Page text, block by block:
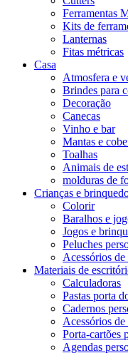
Ferramentas
Kits de
Lanternas
Fitas métricas
Casa
Atmosfera e
Brindes para
Decoração
Canecas
Vinho e bar
Mantas e
Toalhas
Animais de
molduras de
Crianças e
Colorir
Baralhos e
Jogos e
Peluches
Acessórios de
Materiais de
Calculadoras
Pastas porta
Cadernos
Acessórios
Porta-cartões
Agendas